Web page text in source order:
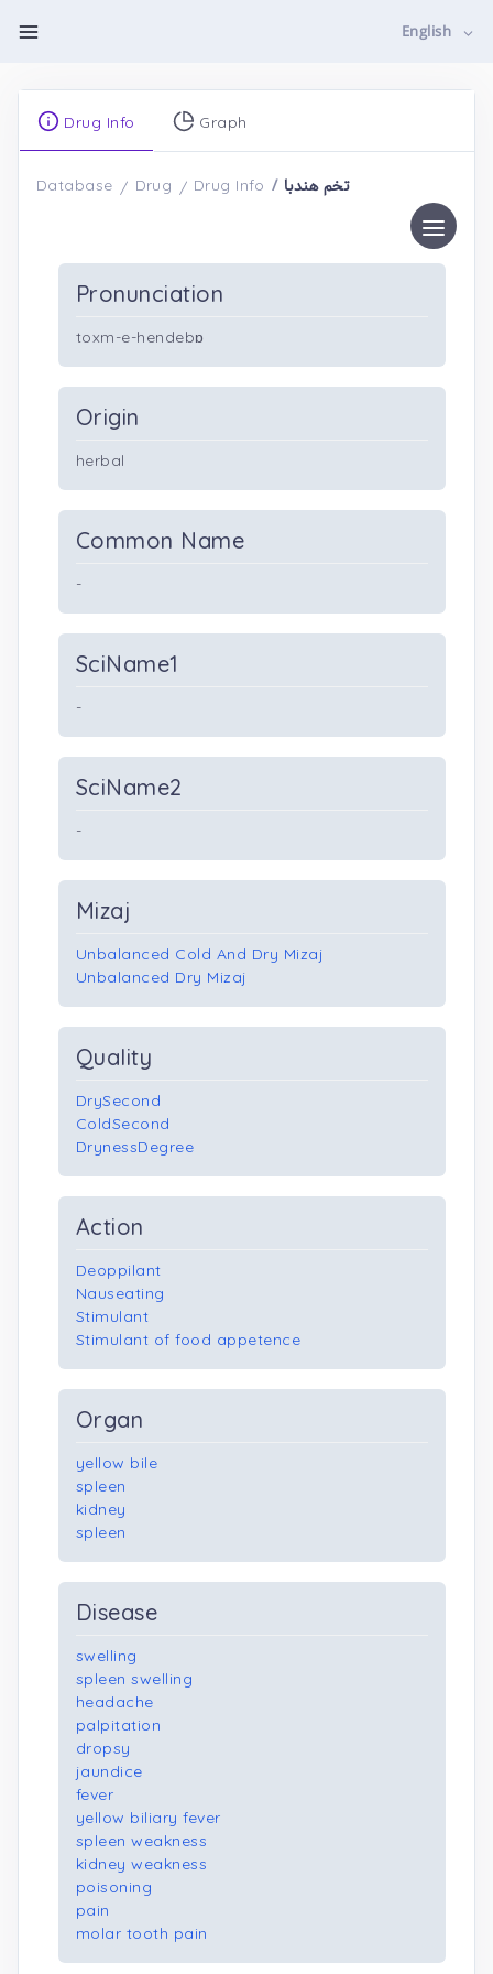
English
Drug Info Graph
Database Drug Drug Info تخم هندبا
Pronunciation
toxm-e-hendebɒ
Origin
herbal
Common Name
-
SciName1
-
SciName2
-
Mizaj
Unbalanced Cold And Dry Mizaj
Unbalanced Dry Mizaj
Quality
DrySecond
ColdSecond
DrynessDegree
Action
Deoppilant
Nauseating
Stimulant
Stimulant of food appetence
Organ
yellow bile
spleen
kidney
spleen
Disease
swelling
spleen swelling
headache
palpitation
dropsy
jaundice
fever
yellow biliary fever
spleen weakness
kidney weakness
poisoning
pain
molar tooth pain